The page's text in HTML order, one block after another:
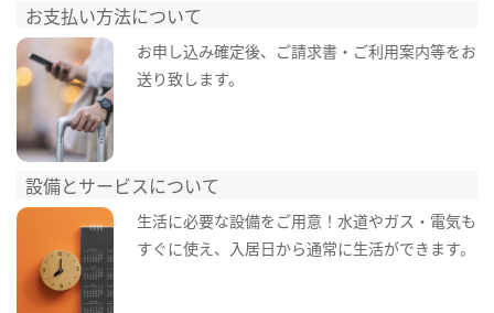
お支払い方法について
お申し込み確定後、ご請求書・ご利用案内等をお
送り致します。
設備とサービスについて
生活に必要な設備をご用意！水道やガス・電気も
すぐに使え、入居日から通常に生活ができます。